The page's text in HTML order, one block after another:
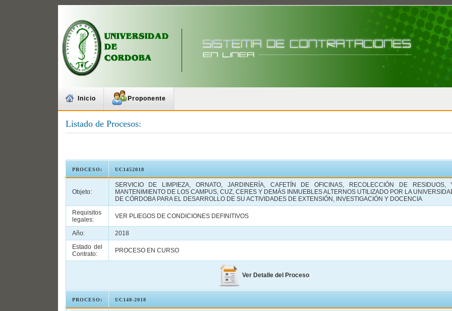
Inicio Proponente
Listado de Procesos:
PROCESO: UC1452018
Objeto:
SERVICIO DE LIMPIEZA, ORNATO, JARDINERÍA, CAFETÍN DE OFICINAS, RECOLECCIÓN DE RESIDUOS,
MANTENIMIENTO DE LOS CAMPUS, CUZ, CERES Y DEMÁS INMUEBLES ALTERNOS UTILIZADO POR LA
DE CÓRDOBA PARA EL DESARROLLO DE SU ACTIVIDADES DE EXTENSIÓN, INVESTIGACIÓN Y DOCENCIA
Requisitos
legales:
VER PLIEGOS DE CONDICIONES DEFINITIVOS
Año:
2018
Estado del
Contrato:
PROCESO EN CURSO
Ver Detalle del Proceso
PROCESO: UC148-2018